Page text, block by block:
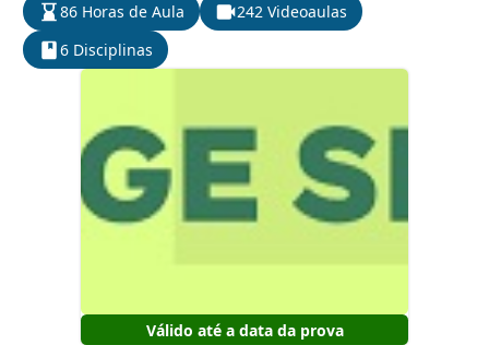
86 Horas de Aula
242 Videoaulas
6 Disciplinas
Válido até a data da prova